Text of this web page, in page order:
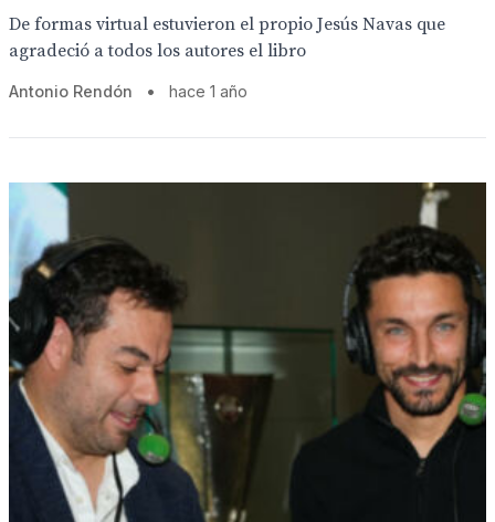
De formas virtual estuvieron el propio Jesús Navas que
agradeció a todos los autores el libro
Antonio Rendón • hace 1 año